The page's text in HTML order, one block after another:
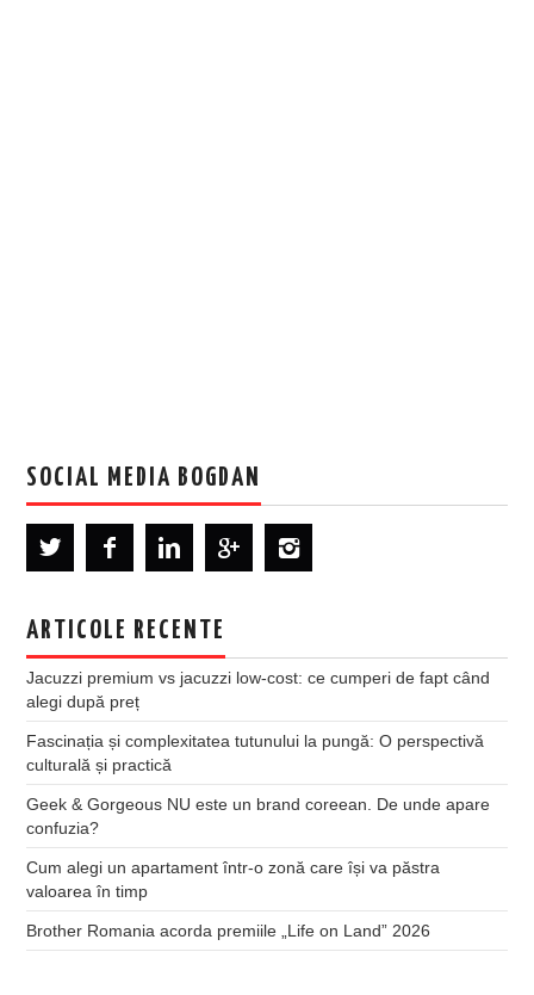
SOCIAL MEDIA BOGDAN
ARTICOLE RECENTE
Jacuzzi premium vs jacuzzi low-cost: ce cumperi de fapt când
alegi după preț
Fascinația și complexitatea tutunului la pungă: O perspectivă
culturală și practică
Geek & Gorgeous NU este un brand coreean. De unde apare
confuzia?
Cum alegi un apartament într-o zonă care își va păstra
valoarea în timp
Brother Romania acorda premiile „Life on Land” 2026